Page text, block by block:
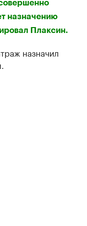
назначению
Плаксин.
назначил